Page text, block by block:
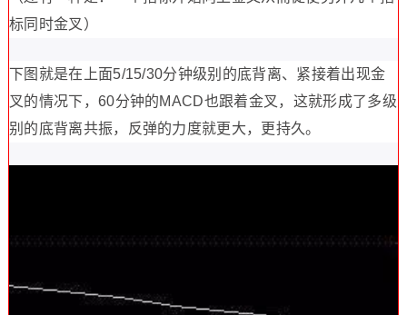
标同时金叉）
下图就是在上面5/15/30分钟级别的底背离、紧接着出现金
叉的情况下，60分钟的MACD也跟着金叉，这就形成了多级
别的底背离共振，反弹的力度就更大，更持久。